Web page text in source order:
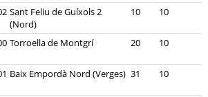
Sant Feliu de Guíxols 2
(Nord)
10 10
Torroella de Montgrí 20 10
Baix Empordà Nord (Verges) 31 10